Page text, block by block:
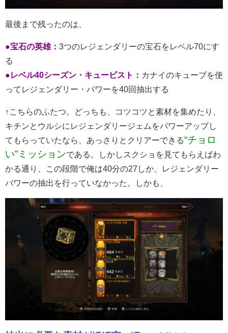
最後まで残ったのは、
●宝石の英雄： 3つのレジェンダリーの宝石をレベル70にす
る
●レベル40シーズン・キュービスト： カナイのキューブを使
ってレジェンダリー・パワーを40回抽出する
↑こちらのふたつ。どっちも、コツコツと素材を集めたり、
キチンとウルシにレジェンダリージェムをパワーアップし
てもらっていたなら、あっさりとクリアーできる“チョロ
い”ミッションである。しかしスクショを見てもらえばわ
かる通り、この段階で俺は40分の27しか、レジェンダリー
パワーの抽出を行っていなかった。しかも、